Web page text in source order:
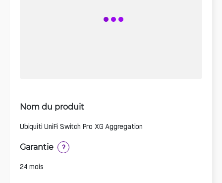
Nom du produit
Ubiquiti UniFi Switch Pro XG Aggregation
Garantie ?
24 mois